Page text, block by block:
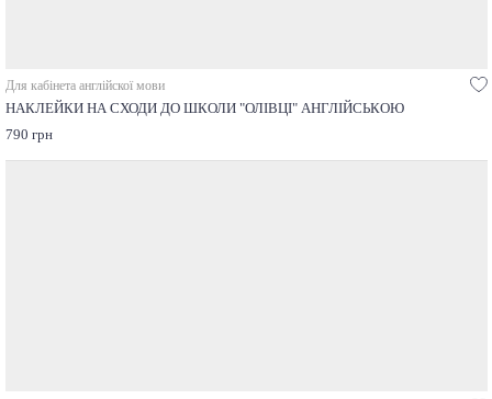
Для кабінета англійскої мови
НАКЛЕЙКИ НА СХОДИ ДО ШКОЛИ "ОЛІВЦІ" АНГЛІЙСЬКОЮ
790 грн